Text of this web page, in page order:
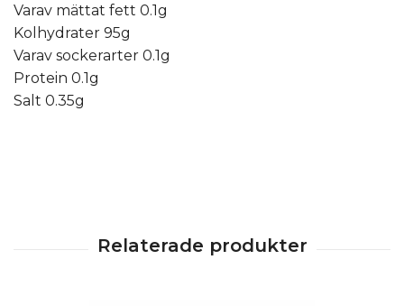
Varav mättat fett 0.1g
Kolhydrater 95g
Varav sockerarter 0.1g
Protein 0.1g
Salt 0.35g